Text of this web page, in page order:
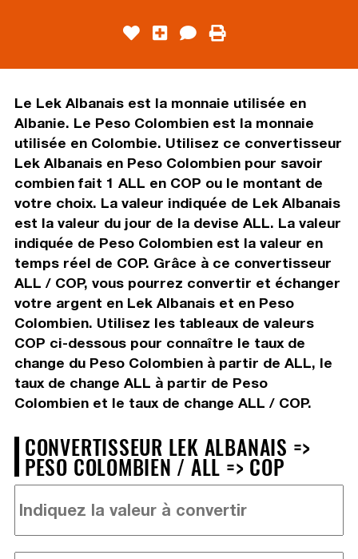
Le Lek Albanais est la monnaie utilisée en
Albanie. Le Peso Colombien est la monnaie
utilisée en Colombie. Utilisez ce convertisseur
Lek Albanais en Peso Colombien pour savoir
combien fait 1 ALL en COP ou le montant de
votre choix. La valeur indiquée de Lek Albanais
est la valeur du jour de la devise ALL. La valeur
indiquée de Peso Colombien est la valeur en
temps réel de COP. Grâce à ce convertisseur
ALL / COP, vous pourrez convertir et échanger
votre argent en Lek Albanais et en Peso
Colombien. Utilisez les tableaux de valeurs
COP ci-dessous pour connaître le taux de
change du Peso Colombien à partir de ALL, le
taux de change ALL à partir de Peso
Colombien et le taux de change ALL / COP.
CONVERTISSEUR LEK ALBANAIS =>
PESO COLOMBIEN / ALL => COP